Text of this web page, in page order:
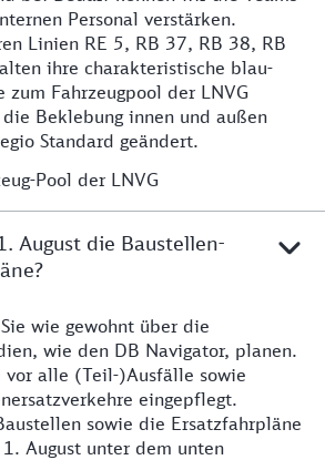
Personal verstärken.
Linien RE 5, RB 37, RB 38, RB
ihre charakteristische blau-
zum Fahrzeugpool der LNVG
Beklebung innen und außen
Standard geändert.
Pool der LNVG
August die Baustellen-
wie gewohnt über die
wie den DB Navigator, planen.
vor alle (Teil-)Ausfälle sowie
eingepflegt.
sowie die Ersatzfahrpläne
August unter dem unten